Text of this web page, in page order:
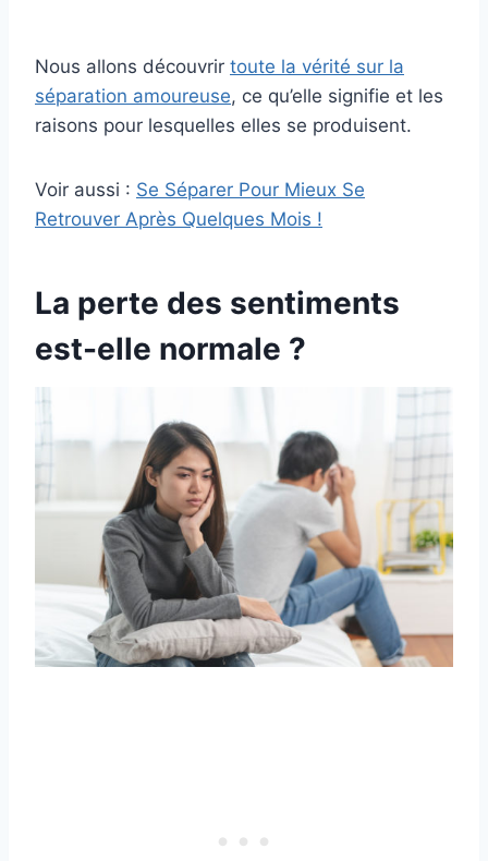
Nous allons découvrir toute la vérité sur la
séparation amoureuse, ce qu’elle signifie et les
raisons pour lesquelles elles se produisent.
Voir aussi : Se Séparer Pour Mieux Se
Retrouver Après Quelques Mois !
La perte des sentiments
est-elle normale ?